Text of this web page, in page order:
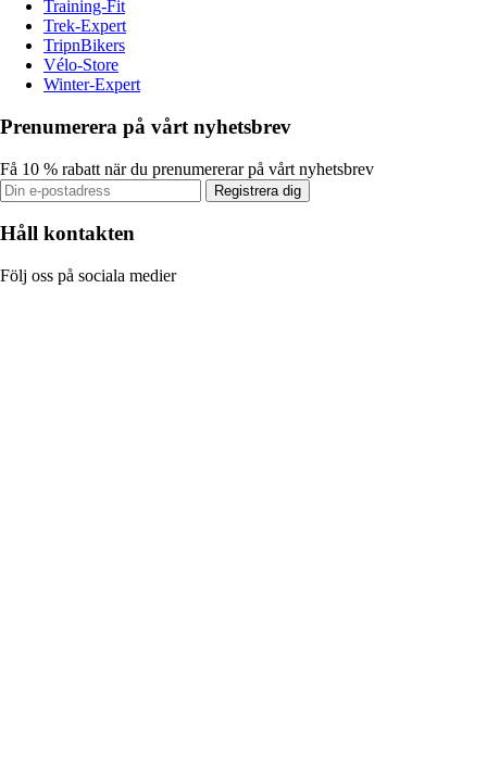
Training-Fit
Trek-Expert
TripnBikers
Vélo-Store
Winter-Expert
Prenumerera på vårt nyhetsbrev
Få 10 % rabatt när du prenumererar på vårt nyhetsbrev
Registrera dig
Håll kontakten
Följ oss på sociala medier